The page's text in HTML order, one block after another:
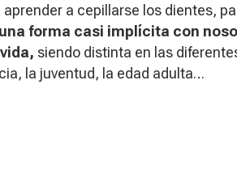
a cepillarse los dientes,
forma casi implícita con
siendo distinta en las
la juventud, la edad adulta…